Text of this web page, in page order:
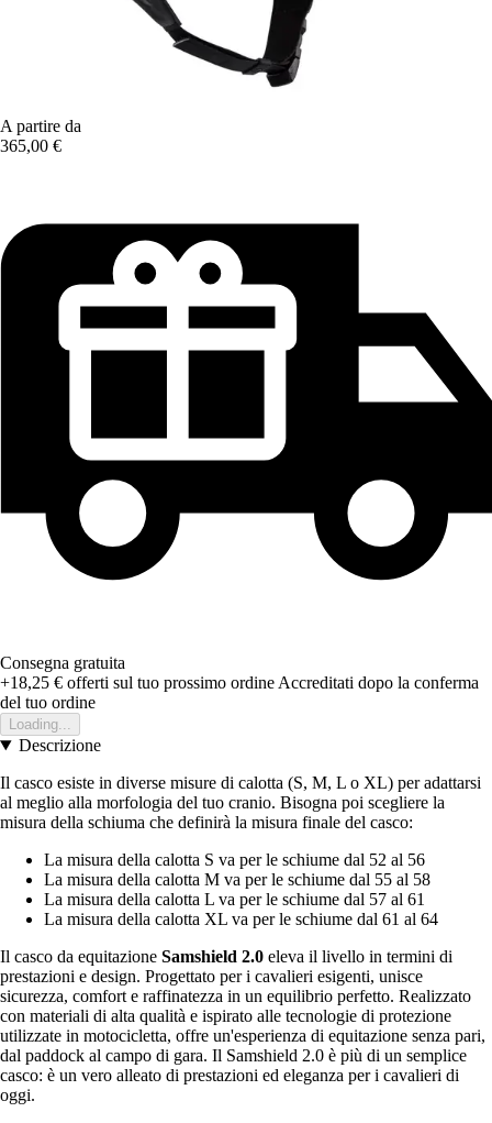
A partire da
365,00 €
Consegna gratuita
+18,25 € offerti sul tuo prossimo ordine Accreditati dopo la conferma
del tuo ordine
Loading...
Descrizione
Il casco esiste in diverse misure di calotta (S, M, L o XL) per adattarsi
al meglio alla morfologia del tuo cranio. Bisogna poi scegliere la
misura della schiuma che definirà la misura finale del casco:
La misura della calotta S va per le schiume dal 52 al 56
La misura della calotta M va per le schiume dal 55 al 58
La misura della calotta L va per le schiume dal 57 al 61
La misura della calotta XL va per le schiume dal 61 al 64
Il casco da equitazione Samshield 2.0 eleva il livello in termini di
prestazioni e design. Progettato per i cavalieri esigenti, unisce
sicurezza, comfort e raffinatezza in un equilibrio perfetto. Realizzato
con materiali di alta qualità e ispirato alle tecnologie di protezione
utilizzate in motocicletta, offre un'esperienza di equitazione senza pari,
dal paddock al campo di gara. Il Samshield 2.0 è più di un semplice
casco: è un vero alleato di prestazioni ed eleganza per i cavalieri di
oggi.